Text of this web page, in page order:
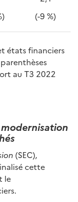
(-9 %)
états financiers
au T3 2022
(SEC),
cette
le